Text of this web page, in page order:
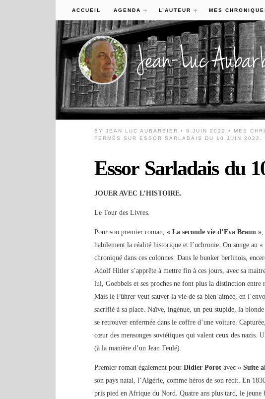
ACCUEIL AGENDA L’AUTEUR MES
BYJEAN LUC AUBARBIER • 9 JUIN 2022 • MES
FERMÉS
SUR ESSOR SARLADAIS DU 10 JUIN 2022.
Essor Sarladais du
JOUER AVEC L’HISTOIRE.
Le Tour des Livres.
Pour son premier roman,« La seconde vie d’Eva Braun »,
habilement la réalité historique et l’uchronie. On songe au
chroniqué dans ces colonnes. Dans le bunker berlinois,
Adolf Hitler s’apprête à mettre fin à ces jours, avec sa
lui, Goebbels et ses proches ne font plus la distinction entre
Mais le Führer veut sauver la vie de sa bien-aimée, en
sacrifié à sa place. Naïve, ingénue, un peu stupide, la
se retrouver enfermée dans le coffre d’une voiture.
cœur des mensonges soviétiques qui valent ceux des nazis.
(à la manière d’un Jean Teulé).
Premier roman également pourDidier Porot avec« Suite
son pays natal, l’Algérie, comme héros de son récit. En
pris pied en Afrique du Nord. Quatre ans plus tard, le jeune